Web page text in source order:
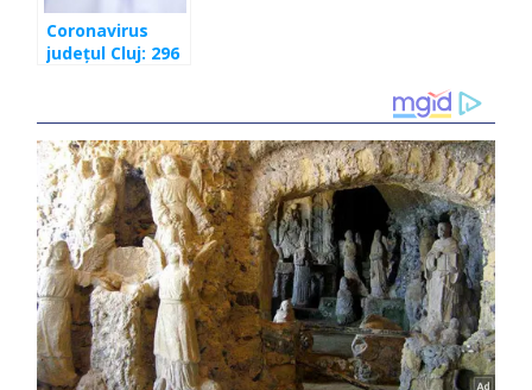
Coronavirus
județul Cluj: 296
ultimele 24 de
ore